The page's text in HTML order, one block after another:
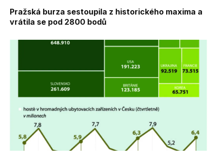
Pražská burza sestoupila z historického maxima a
vrátila se pod 2800 bodů